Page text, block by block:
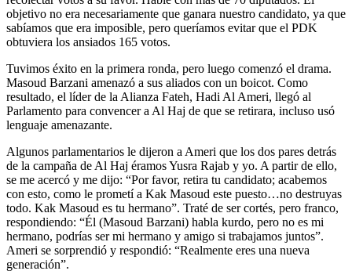
objetivo no era necesariamente que ganara nuestro candidato, ya que
sabíamos que era imposible, pero queríamos evitar que el PDK
obtuviera los ansiados 165 votos.
Tuvimos éxito en la primera ronda, pero luego comenzó el drama.
Masoud Barzani amenazó a sus aliados con un boicot. Como
resultado, el líder de la Alianza Fateh, Hadi Al Ameri, llegó al
Parlamento para convencer a Al Haj de que se retirara, incluso usó
lenguaje amenazante.
Algunos parlamentarios le dijeron a Ameri que los dos pares detrás
de la campaña de Al Haj éramos Yusra Rajab y yo. A partir de ello,
se me acercó y me dijo: “Por favor, retira tu candidato; acabemos
con esto, como le prometí a Kak Masoud este puesto…no destruyas
todo. Kak Masoud es tu hermano”. Traté de ser cortés, pero franco,
respondiendo: “Él (Masoud Barzani) habla kurdo, pero no es mi
hermano, podrías ser mi hermano y amigo si trabajamos juntos”.
Ameri se sorprendió y respondió: “Realmente eres una nueva
generación”.